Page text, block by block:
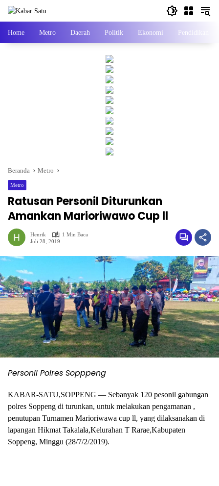
Langsung
Home
Metro Daerah Politik Ekonomi Pendidikan &
Beranda Metro
Metro
Ratusan Personil Diturunkan
Amankan Marioriwawo Cup ll
Henrik
1 Min Baca
Juli 28, 2019
Personil Polres Sopppeng
KABAR-SATU,SOPPENG — Sebanyak 120 pesonil gabungan
polres Soppeng di turunkan, untuk melakukan pengamanan ,
penutupan Turnamen Marioriwawa cup ll, yang dilaksanakan di
lapangan Hikmat Takalala,Kelurahan T Rarae,Kabupaten
Soppeng, Minggu (28/7/2/2019).